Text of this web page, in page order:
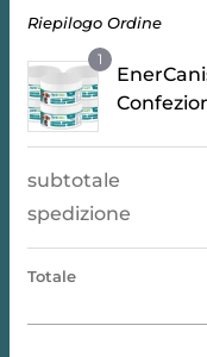
Riepilogo Ordine
1
subtotale
spedizione
Totale